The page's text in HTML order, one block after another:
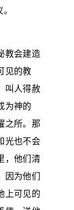
教会建造
见的教
叫人得赦
为神的
之所。那
光也不会
，他们清
为他们
上可见的